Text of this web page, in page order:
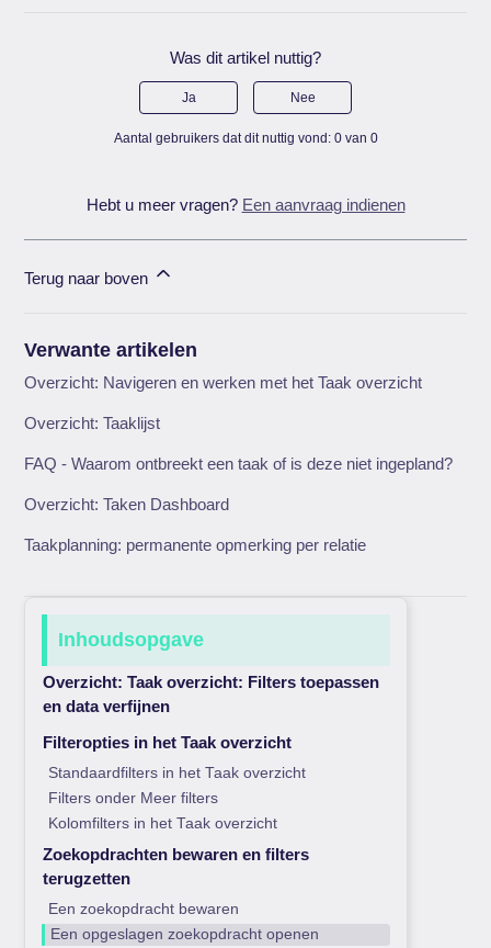
Was dit artikel nuttig?
Ja Nee
Aantal gebruikers dat dit nuttig vond: 0 van 0
Hebt u meer vragen? Een aanvraag indienen
Terug naar boven
Verwante artikelen
Overzicht: Navigeren en werken met het Taak overzicht
Overzicht: Taaklijst
FAQ - Waarom ontbreekt een taak of is deze niet ingepland?
Overzicht: Taken Dashboard
Taakplanning: permanente opmerking per relatie
Inhoudsopgave
Overzicht: Taak overzicht: Filters toepassen
en data verfijnen
Filteropties in het Taak overzicht
Standaardfilters in het Taak overzicht
Filters onder Meer filters
Kolomfilters in het Taak overzicht
Zoekopdrachten bewaren en filters
terugzetten
Een zoekopdracht bewaren
Een opgeslagen zoekopdracht openen